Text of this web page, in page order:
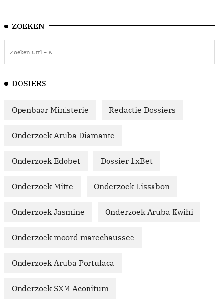
ZOEKEN
DOSIERS
Openbaar Ministerie Redactie Dossiers
Onderzoek Aruba Diamante
Onderzoek Edobet Dossier 1xBet
Onderzoek Mitte Onderzoek Lissabon
Onderzoek Jasmine Onderzoek Aruba Kwihi
Onderzoek moord marechaussee
Onderzoek Aruba Portulaca
Onderzoek SXM Aconitum